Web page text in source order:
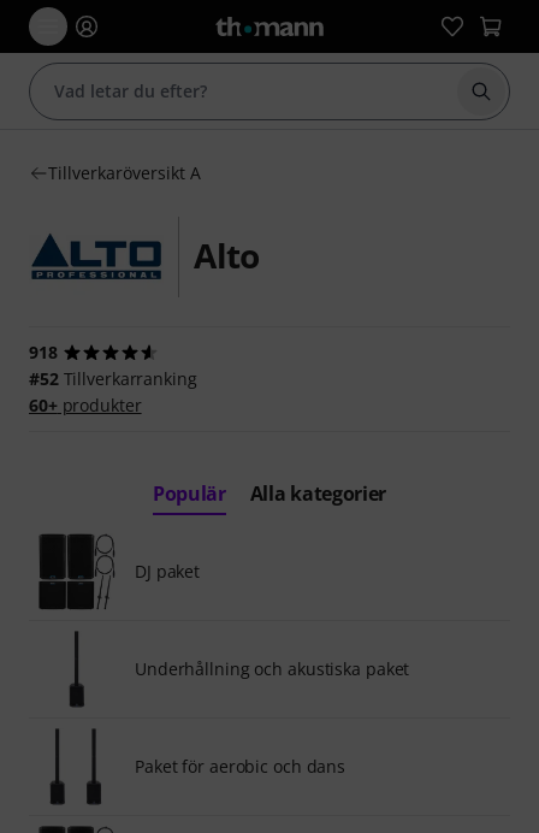
Börja
Tillverkaröversikt A
Alto
918
#52Tillverkarranking
60+produkter
Populär Alla kategorier
DJ paket
Underhållning och akustiska paket
Paket för aerobic och dans